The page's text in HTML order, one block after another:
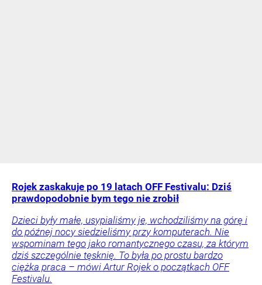
Rojek zaskakuje po 19 latach OFF Festivalu: Dziś
prawdopodobnie bym tego nie zrobił
Dzieci były małe, usypialiśmy je, wchodziliśmy na górę i
do późnej nocy siedzieliśmy przy komputerach. Nie
wspominam tego jako romantycznego czasu, za którym
dziś szczególnie tęsknię. To była po prostu bardzo
ciężka praca – mówi Artur Rojek o początkach OFF
Festivalu.